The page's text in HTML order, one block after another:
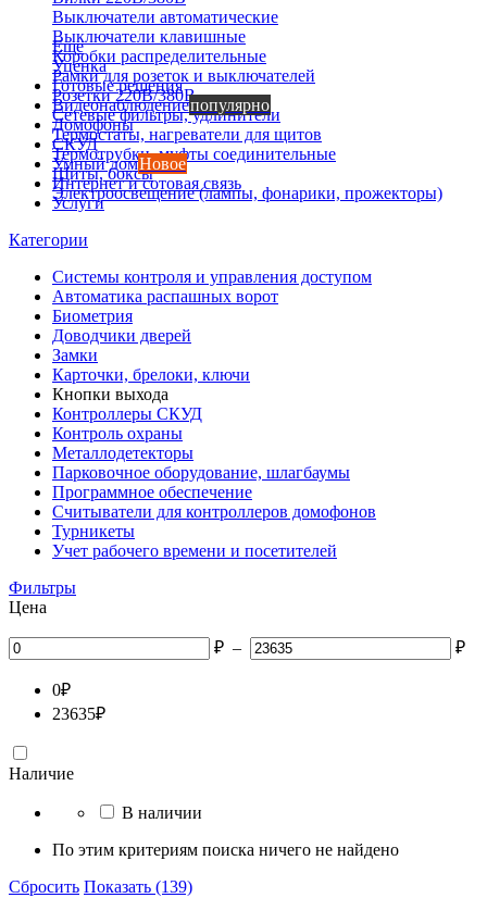
Выключатели автоматические
Выключатели клавишные
Коробки распределительные
Рамки для розеток и выключателей
Розетки 220В/380В
Сетевые фильтры, удлинители
Термостаты, нагреватели для щитов
Термотрубки, муфты соединительные
Щиты, боксы
Электроосвещение (лампы, фонарики, прожекторы)
Еще
Уценка
Готовые решения
Видеонаблюдениепопулярно
Домофоны
СКУД
Умный домНовое
Интернет и сотовая связь
Услуги
Категории
Системы контроля и управления доступом
Автоматика распашных ворот
Биометрия
Доводчики дверей
Замки
Карточки, брелоки, ключи
Кнопки выхода
Контроллеры СКУД
Контроль охраны
Металлодетекторы
Парковочное оборудование, шлагбаумы
Программное обеспечение
Считыватели для контроллеров домофонов
Турникеты
Учет рабочего времени и посетителей
Фильтры
Цена
₽ – ₽
0₽
23635₽
Наличие
В наличии
По этим критериям поиска ничего не найдено
Сбросить Показать (139)